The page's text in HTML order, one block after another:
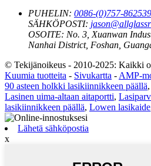
PUHELIN: 0086-(0)757-
SÄHKÖPOSTI:
OSOITE: No. 3, Xuanwan
Nanhai District, Foshan,
© Tekijänoikeus - 2010-2025: Kaikki
Kuumia tuotteita - Sivukartta - AMP-
90 asteen holkki lasikiinnikkeen päällä,
Lasinen uima-altaan aitaportti,
lasikiinnikkeen päällä, Lowen lasikaide
Lähetä sähköpostia
x